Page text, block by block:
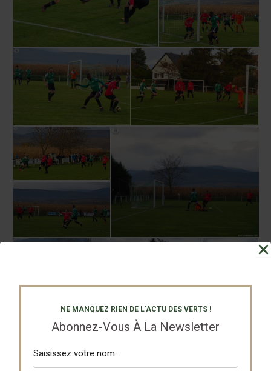
NE MANQUEZ RIEN DE L'ACTU DES VERTS !
Abonnez-Vous À La Newsletter
Partagez